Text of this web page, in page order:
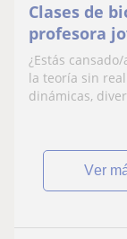
Clases de
profesora
titulación
¿Estás
la teoría sin
dinámicas,
ver